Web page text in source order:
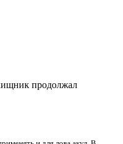
продолжал